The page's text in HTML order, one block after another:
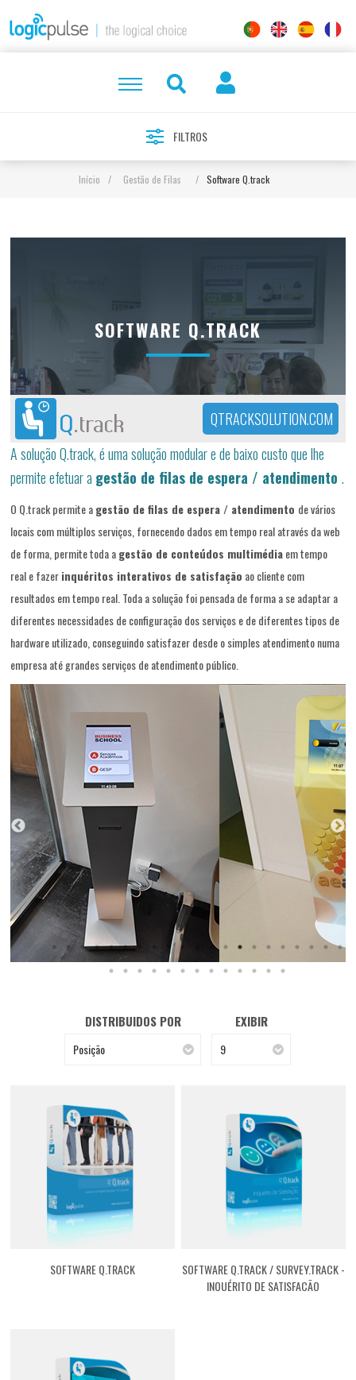
FILTROS
Início / Gestão de Filas / Software Q.track
SOFTWARE Q.TRACK
QTRACKSOLUTION.COM
A solução Q.track, é uma solução modular e de baixo custo que lhe
permite efetuar a gestão de filas de espera / atendimento.
O Q.track permite agestão de filas de espera / atendimento de vários
locais com múltiplos serviços, fornecendo dados em tempo real através da web
de forma, permite toda agestão de conteúdos multimédiaem tempo
real e fazerinquéritos interativos de satisfação ao cliente com
resultados em tempo real. Toda a solução foi pensada de forma a se adaptar a
diferentes necessidades de configuração dos serviços e de diferentes tipos de
hardware utilizado, conseguindo satisfazer desde o simples atendimento numa
empresa até grandes serviços de atendimento público.
DISTRIBUIDOS POR
Posição
EXIBIR
9
SOFTWARE Q.TRACK
SOFTWARE Q.TRACK / SURVEY.TRACK -
INQUÉRITO DE SATISFAÇÃO